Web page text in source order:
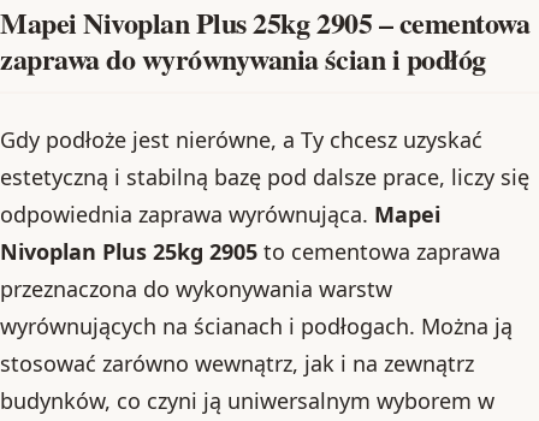
Mapei Nivoplan Plus 25kg 2905 – cementowa
zaprawa do wyrównywania ścian i podłóg
Gdy podłoże jest nierówne, a Ty chcesz uzyskać
estetyczną i stabilną bazę pod dalsze prace, liczy się
odpowiednia zaprawa wyrównująca. Mapei
Nivoplan Plus 25kg 2905 to cementowa zaprawa
przeznaczona do wykonywania warstw
wyrównujących na ścianach i podłogach. Można ją
stosować zarówno wewnątrz, jak i na zewnątrz
budynków, co czyni ją uniwersalnym wyborem w